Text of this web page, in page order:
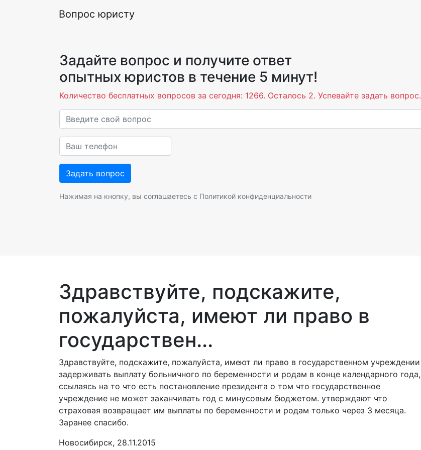
Вопрос юристу
Задайте вопрос и получите ответ
опытных юристов в течение 5 минут!
Количество бесплатных вопросов за сегодня: 1266. Осталось 2. Успевайте задать вопрос.
Нажимая на кнопку, вы соглашаетесь с Политикой конфиденциальности
Здравствуйте, подскажите,
пожалуйста, имеют ли право в
государствен...
Здравствуйте, подскажите, пожалуйста, имеют ли право в государственном учреждении
задерживать выплату больничного по беременности и родам в конце календарного года,
ссылаясь на то что есть постановление президента о том что государственное
учреждение не может заканчивать год с минусовым бюджетом. утверждают что
страховая возвращает им выплаты по беременности и родам только через 3 месяца.
Заранее спасибо.
Новосибирск, 28.11.2015